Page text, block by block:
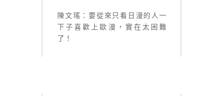
陳文瑤：要從來只看日漫的人一
下子喜歡上歐漫，實在太困難
了！